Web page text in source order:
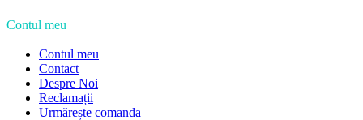
Contul meu
Contul meu
Contact
Despre Noi
Reclamații
Urmărește comanda